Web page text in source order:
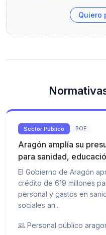
Quiero
Sector Público BOE
Aragón amplía su
para sanidad,
El Gobierno de Aragón
crédito de 619 millones
personal y gastos en
sociales an...
Personal público